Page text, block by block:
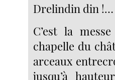
Drelindin din
C’est la
chapelle du
arceaux
jusqu’à